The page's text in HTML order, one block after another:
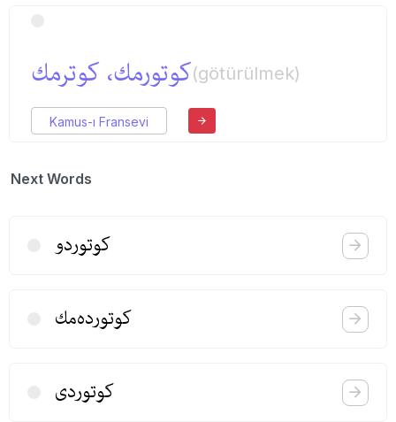
كوتورمك، كوترمك(götürülmek)
Kamus-ı Fransevi
Next Words
كوتوردو
كوتورده‌مك
كوتوردی